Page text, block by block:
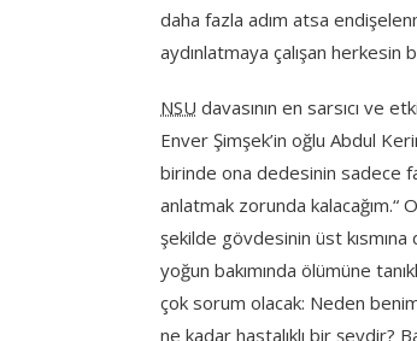
daha fazla adım atsa
aydınlatmaya çalışan herkesin
NSU davasının en sarsıcı ve
Enver Şimşek’in oğlu Abdul
birinde ona dedesinin sadece
anlatmak zorunda kalacağım.“
şekilde gövdesinin üst
yoğun bakımında ölümüne
çok sorum olacak: Neden
ne kadar hastalıklı bir şeydir?